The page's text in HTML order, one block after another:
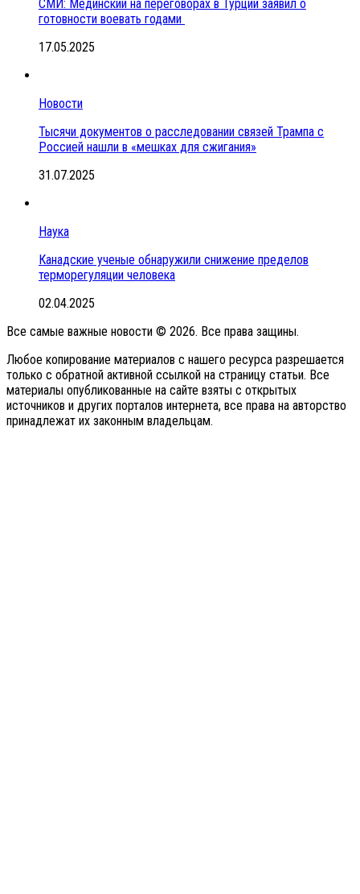
СМИ: Мединский на переговорах в Турции заявил о
готовности воевать годами
17.05.2025
Новости
Тысячи документов о расследовании связей Трампа с
Россией нашли в «мешках для сжигания»
31.07.2025
Наука
Канадские ученые обнаружили снижение пределов
терморегуляции человека
02.04.2025
Все самые важные новости © 2026. Все права защины.
Любое копирование материалов с нашего ресурса разрешается
только с обратной активной ссылкой на страницу статьи. Все
материалы опубликованные на сайте взяты с открытых
источников и других порталов интернета, все права на авторство
принадлежат их законным владельцам.